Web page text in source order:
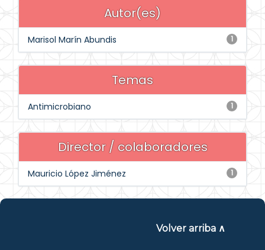
Autor(es)
1
Marisol Marín Abundis
Temas
1
Antimicrobiano
Director / colaboradores
1
Mauricio López Jiménez
Volver arriba ∧